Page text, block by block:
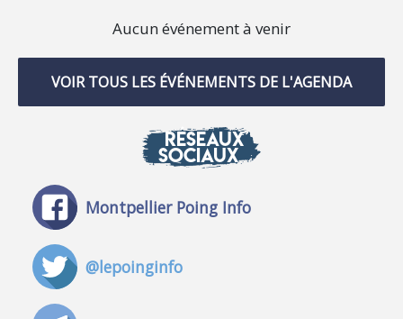
Aucun événement à venir
VOIR TOUS LES ÉVÉNEMENTS DE L'AGENDA
RÉSEAUX
SOCIAUX
Montpellier Poing Info
@lepoinginfo